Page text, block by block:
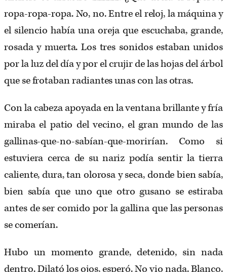
ropa-ropa-ropa. No, no. Entre el reloj, la máquina y
el silencio había una oreja que escuchaba, grande,
rosada y muerta. Los tres sonidos estaban unidos
por la luz del día y por el crujir de las hojas del árbol
que se frotaban radiantes unas con las otras.
Con la cabeza apoyada en la ventana brillante y fría
miraba el patio del vecino, el gran mundo de las
gallinas-que-no-sabían-que-morirían. Como si
estuviera cerca de su nariz podía sentir la tierra
caliente, dura, tan olorosa y seca, donde bien sabía,
bien sabía que uno que otro gusano se estiraba
antes de ser comido por la gallina que las personas
se comerían.
Hubo un momento grande, detenido, sin nada
dentro. Dilató los ojos, esperó. No vio nada. Blanco.